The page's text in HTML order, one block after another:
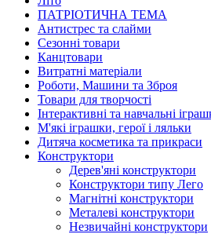
ПАТРІОТИЧНА ТЕМА
Антистрес та слайми
Сезонні товари
Канцтовари
Витратні матеріали
Роботи, Машини та Зброя
Товари для творчості
Інтерактивні та навчальні
М'які іграшки, герої і ляльки
Дитяча косметика та прикраси
Конструктори
Дерев'яні конструктори
Конструктори типу Лего
Магнітні конструктори
Металеві конструктори
Незвичайні конструктори